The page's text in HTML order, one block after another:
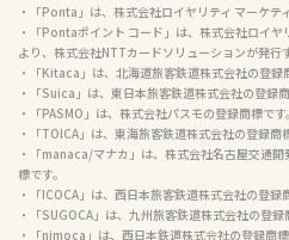
・「Ponta」は、株式会社ロイヤリティ マーケテ
・「Pontaポイント コード」は、株式会社ロイ
より、株式会社NTTカードソリューションが発行
・「Kitaca」は、北海道旅客鉄道株式会社の登録
・「Suica」は、東日本旅客鉄道株式会社の登録商
・「PASMO」は、株式会社パスモの登録商標です。
・「TOICA」は、東海旅客鉄道株式会社の登録商
・「manaca/マナカ」は、株式会社名古屋交通
標です。
・「ICOCA」は、西日本旅客鉄道株式会社の登録
・「SUGOCA」は、九州旅客鉄道株式会社の登録
・「nimoca」は、西日本鉄道株式会社の登録商標